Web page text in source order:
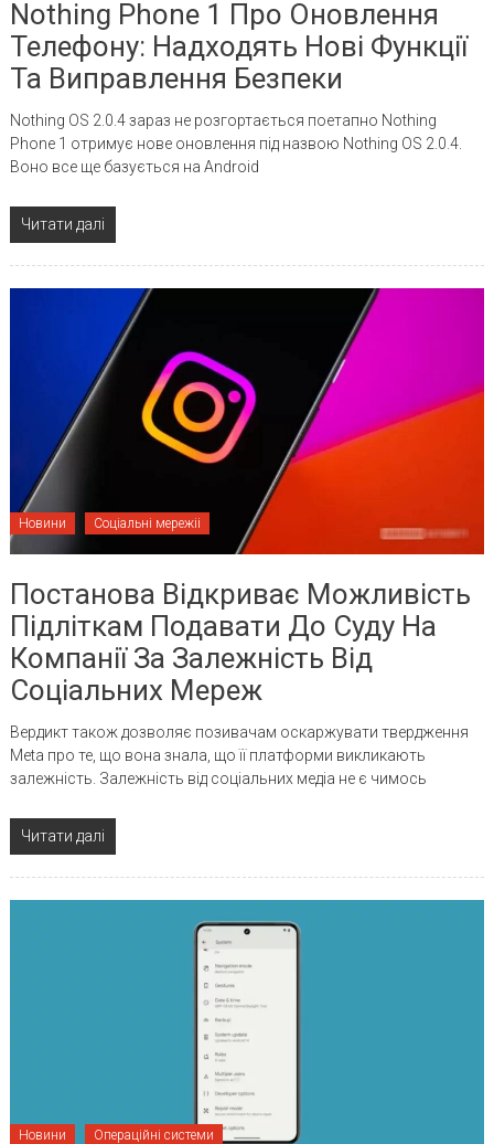
Nothing Phone 1 Про Оновлення
Телефону: Надходять Нові Функції
Та Виправлення Безпеки
Nothing OS 2.0.4 зараз не розгортається поетапно Nothing
Phone 1 отримує нове оновлення під назвою Nothing OS 2.0.4.
Воно все ще базується на Android
Читати далі
Новини Соціальні мережіі
Постанова Відкриває Можливість
Підліткам Подавати До Суду На
Компанії За Залежність Від
Соціальних Мереж
Вердикт також дозволяє позивачам оскаржувати твердження
Meta про те, що вона знала, що її платформи викликають
залежність. Залежність від соціальних медіа не є чимось
Читати далі
Новини Операційні системи